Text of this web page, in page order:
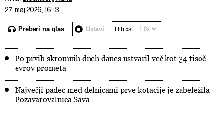
27. maj 2026, 16:13
Preberi na glas Ustavi Hitrost
Po prvih skromnih dneh danes ustvaril več kot 34 tisoč
evrov prometa
Največji padec med delnicami prve kotacije je zabeležila
Pozavarovalnica Sava